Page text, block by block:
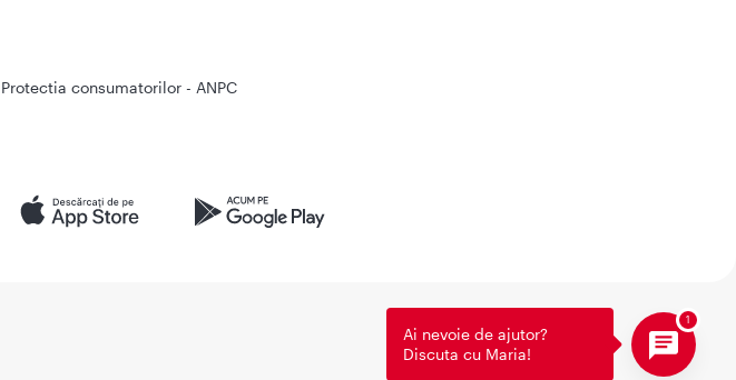
Protectia consumatorilor - ANPC
Ai nevoie de ajutor?
Discuta cu Maria!